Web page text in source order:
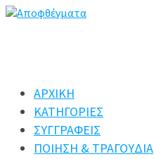
ΑΡΧΙΚΗ
ΚΑΤΗΓΟΡΙΕΣ
ΣΥΓΓΡΑΦΕΙΣ
ΠΟΙΗΣΗ & ΤΡΑΓΟΥΔΙΑ